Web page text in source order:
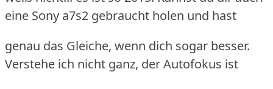
eine Sony a7s2 gebraucht holen und hast
genau das Gleiche, wenn dich sogar besser.
Verstehe ich nicht ganz, der Autofokus ist